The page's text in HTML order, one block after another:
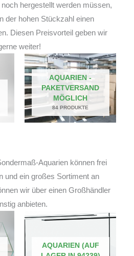
hergestellt werden müssen,
der hohen Stückzahl einen
Diesen Preisvorteil geben wir
weiter!
AQUARIEN -
PAKETVERSAND
MÖGLICH
84 PRODUKTE
Aquarien können frei
und ein großes Sortiment an
wir über einen Großhändler
anbieten.
AQUARIEN (AUF